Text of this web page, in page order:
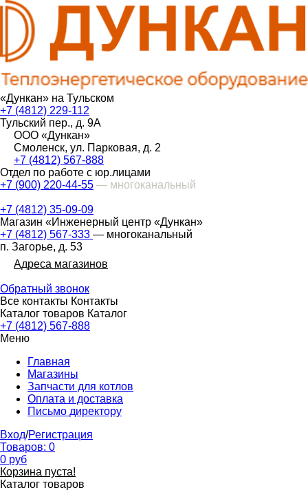
«Дункан» на Тульском
+7 (4812) 229-112
Тульский пер., д. 9А
ООО «Дункан»
Смоленск, ул. Парковая, д. 2
+7 (4812) 567-888
Отдел по работе с юр.лицами
+7 (900) 220-44-55 — многоканальный
+7 (4812) 35-09-09
Магазин «Инженерный центр «Дункан»
+7 (4812) 567-333 — многоканальный
п. Загорье, д. 53
Адреса магазинов
Обратный звонок
Все контакты Контакты
Каталог товаров Каталог
+7 (4812) 567-888
Меню
Главная
Магазины
Запчасти для котлов
Оплата и доставка
Письмо директору
Вход/Регистрация
Товаров: 0
0 руб
Корзина пуста!
Каталог товаров